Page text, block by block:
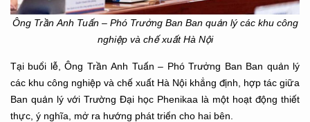
Ông Trần Anh Tuấn – Phó Trưởng Ban Ban quản lý các khu công
nghiệp và chế xuất Hà Nội
Tại buổi lễ, Ông Trần Anh Tuấn – Phó Trưởng Ban Ban quản lý
các khu công nghiệp và chế xuất Hà Nội khẳng định, hợp tác giữa
Ban quản lý với Trường Đại học Phenikaa là một hoạt động thiết
thực, ý nghĩa, mở ra hướng phát triển cho hai bên.